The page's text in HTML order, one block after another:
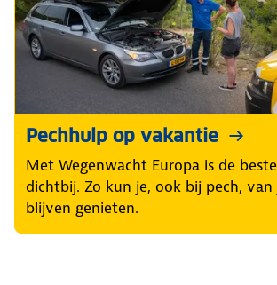
Pechhulp op vakantie
Met Wegenwacht Europa is de
dichtbij. Zo kun je, ook bij pech,
blijven genieten.